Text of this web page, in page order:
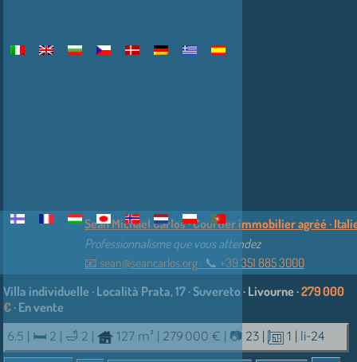
Sean Michael Carlos · Courtier immobilier agréé ·
Professionnalisme que vous attendez
📧 sean@seancarlos.org· 📞︎ +39 351 885 3000
Villa individuelle · Località Prata, 17 · Suvereto · Livourne ·279 000
€· En vente
6.5 | 🛏 2 | 🛁 2 | 127 m² | 279 000 € | 📷 23 | 1 | li-24